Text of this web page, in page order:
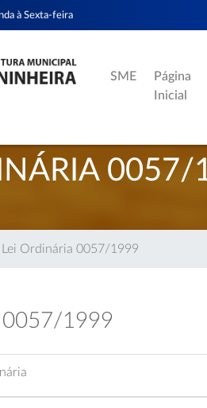
à Sexta-feira
SME
Página
Inicial
0057/
Lei Ordinária 0057/1999
0057/1999